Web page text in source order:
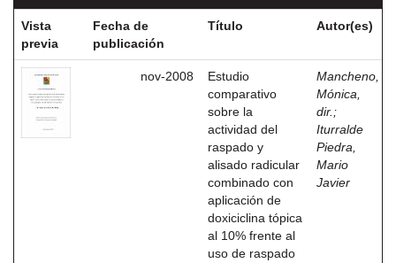
Vista
previa
Fecha de
publicación
Título Autor(es)
nov-2008
Estudio
comparativo
sobre la
actividad del
raspado y
alisado radicular
combinado con
aplicación de
doxiciclina tópica
al 10% frente al
uso de raspado
Mancheno,
Mónica,
dir. ;
Iturralde
Piedra,
Mario
Javier